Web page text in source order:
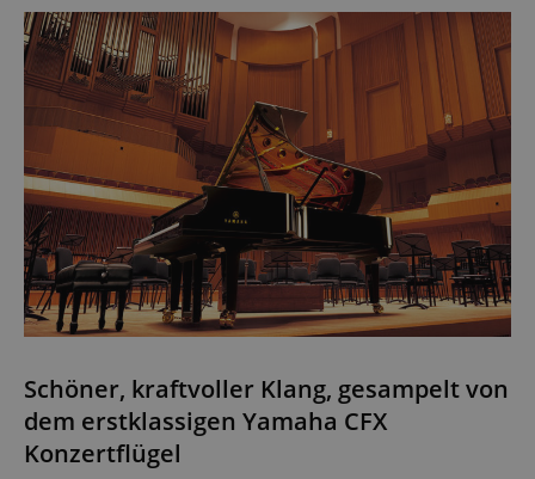
Schöner, kraftvoller Klang, gesampelt von
dem erstklassigen Yamaha CFX
Konzertflügel